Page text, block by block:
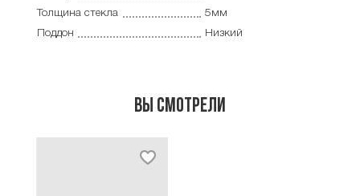
Толщина стекла
5мм
Поддон
Низкий
Вы смотрели